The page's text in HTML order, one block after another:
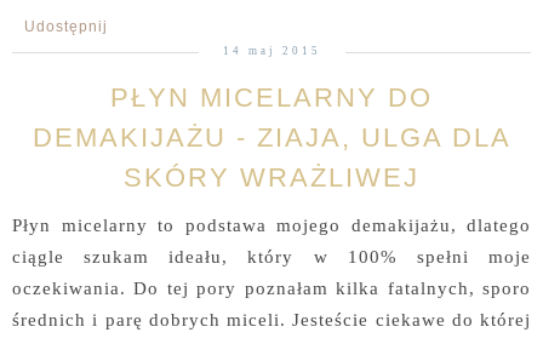
Udostępnij
14 maj 2015
PŁYN MICELARNY DO
DEMAKIJAŻU - ZIAJA, ULGA DLA
SKÓRY WRAŻLIWEJ
Płyn micelarny to podstawa mojego demakijażu, dlatego
ciągle szukam ideału, który w 100% spełni moje
oczekiwania. Do tej pory poznałam kilka fatalnych, sporo
średnich i parę dobrych miceli. Jesteście ciekawe do której